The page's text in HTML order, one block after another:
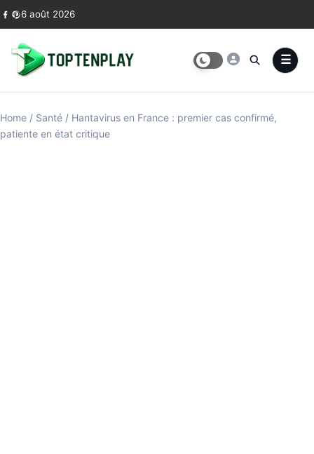
Skip to content
6 août 2026
Home / Santé / Hantavirus en France : premier cas confirmé,
patiente en état critique